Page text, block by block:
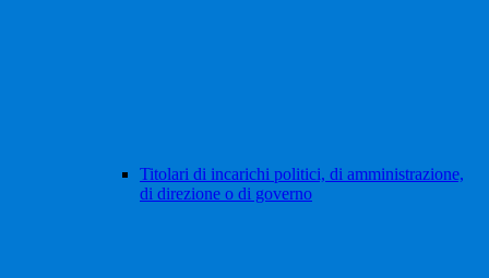
Titolari di incarichi politici, di amministrazione,
di direzione o di governo